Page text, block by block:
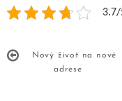
3.7/
Nový život na nové
adrese